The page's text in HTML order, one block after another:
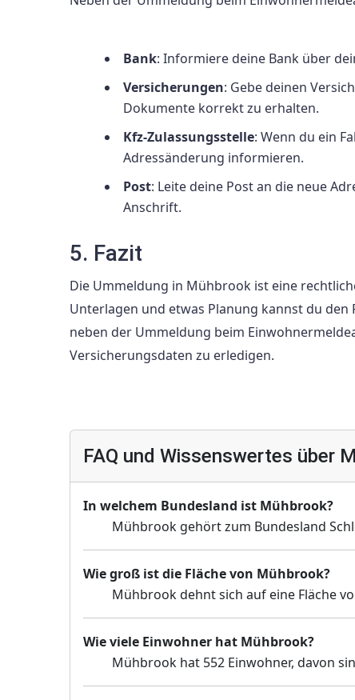
Bank: Informiere deine Bank über
Versicherungen: Gebe deinen
Dokumente korrekt zu erhalten.
Kfz-Zulassungsstelle: Wenn du ein
Adressänderung informieren.
Post: Leite deine Post an die neue
Anschrift.
5. Fazit
Die Ummeldung in Mühbrook ist eine
Unterlagen und etwas Planung kannst du
neben der Ummeldung beim
Versicherungsdaten zu erledigen.
FAQ und Wissenswertes über
In welchem Bundesland ist Mühbrook?
Mühbrook gehört zum Bundesland
Wie groß ist die Fläche von Mühbrook?
Mühbrook dehnt sich auf eine Fläche
Wie viele Einwohner hat Mühbrook?
Mühbrook hat 552 Einwohner, davon